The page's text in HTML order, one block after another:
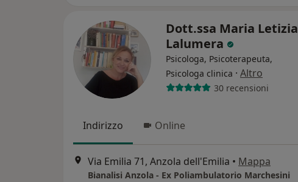
Dott.ssa Maria Letizia
Lalumera
Psicologa, Psicoterapeuta,
Psicologa clinica · Altro
30 recensioni
Indirizzo Online
Via Emilia 71, Anzola dell'Emilia • Mappa
Bianalisi Anzola - Ex Poliambulatorio Marchesini